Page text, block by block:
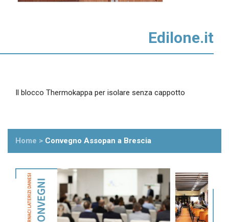
Edilone.it
Il blocco Thermokappa per isolare senza cappotto
Home > Convegno Assopan a Brescia